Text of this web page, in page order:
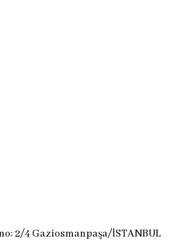
2/4 Gaziosmanpaşa/İSTANBUL